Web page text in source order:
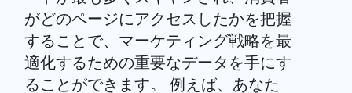
がどのページにアクセスしたかを把握
することで、マーケティング戦略を最
適化するための重要なデータを手にす
ることができます。 例えば、あなた